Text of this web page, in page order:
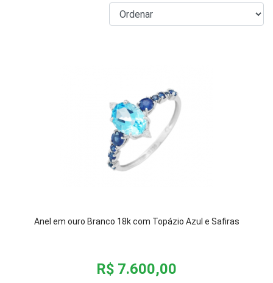
Anel em ouro Branco 18k com Topázio Azul e Safiras
R$ 7.600,00